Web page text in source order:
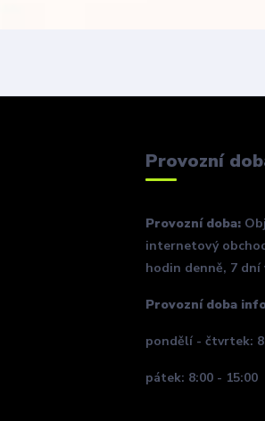
Provozní
Provozní doba:
internetový
hodin denně, 7 dní
Provozní doba
pondělí - čtvrtek:
pátek: 8:00 - 15:00